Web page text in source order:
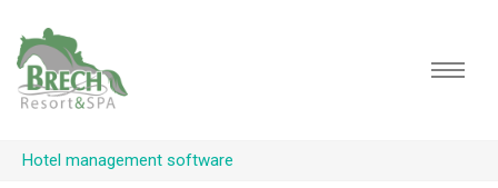
Hotel management software